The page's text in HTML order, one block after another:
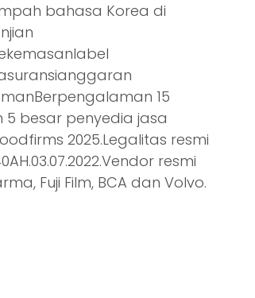
bahasa Korea di
15
5 besar penyedia jasa
2025.Legalitas resmi
resmi
Fuji Film, BCA dan Volvo.